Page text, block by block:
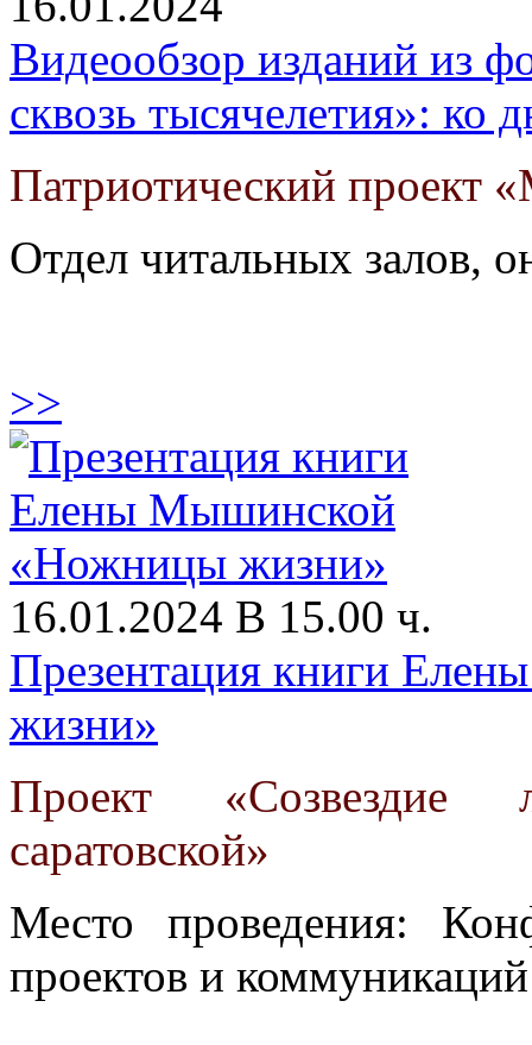
Видеообзор изданий из
сквозь тысячелетия»:
Патриотический проект
Отдел читальных залов,
>>
16.01.2024 В 15.00 ч.
Презентация книги
жизни»
Проект «Созвездие
саратовской»
Место проведения:
проектов и коммуникаций